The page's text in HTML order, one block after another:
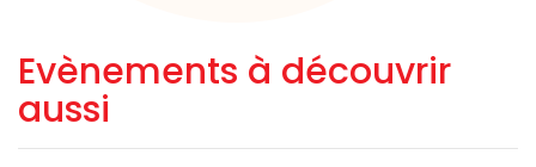
Evènements à découvrir
aussi